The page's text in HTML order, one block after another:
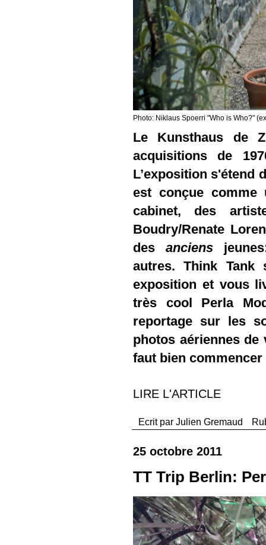
Photo: Niklaus Spoerri "Who is Who?"
Le Kunsthaus de
acquisitions de
L’exposition s'étend
est conçue comme
cabinet, des
Boudry/Renate
des anciens
autres. Think
exposition et vous
très cool Perla
reportage sur les
photos aériennes
faut bien
LIRE L'ARTICLE
Ecrit parJulien Gremaud
25 octobre 2011
TT Trip Berlin: